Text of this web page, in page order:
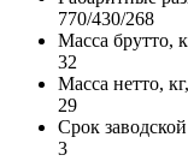
770/430/268
Масса брутто,
32
Масса нетто,
29
Срок
3